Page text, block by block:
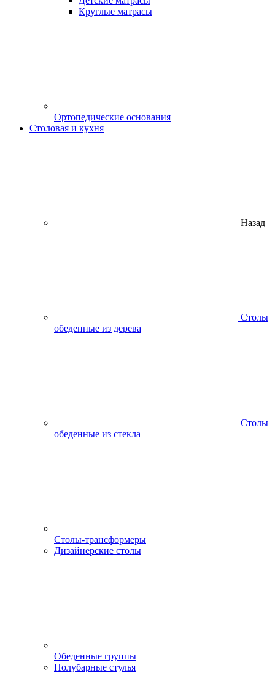
Круглые матрасы
Ортопедические основания
Столовая и кухня
Назад
Столы
обеденные из дерева
Столы
обеденные из стекла
Столы-трансформеры
Дизайнерские столы
Обеденные группы
Полубарные стулья